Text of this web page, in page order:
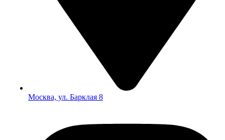
Москва, ул. Барклая 8